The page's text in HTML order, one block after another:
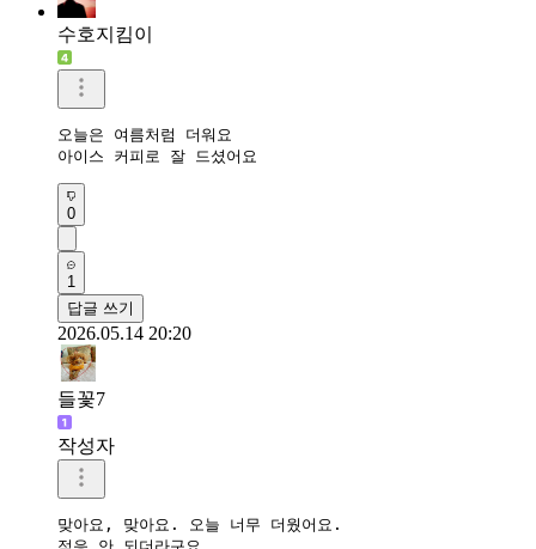
수호지킴이
오늘은 여름처럼 더워요
아이스 커피로 잘 드셨어요
0
1
답글 쓰기
2026.05.14 20:20
들꽃7
작성자
맞아요, 맞아요. 오늘 너무 더웠어요.